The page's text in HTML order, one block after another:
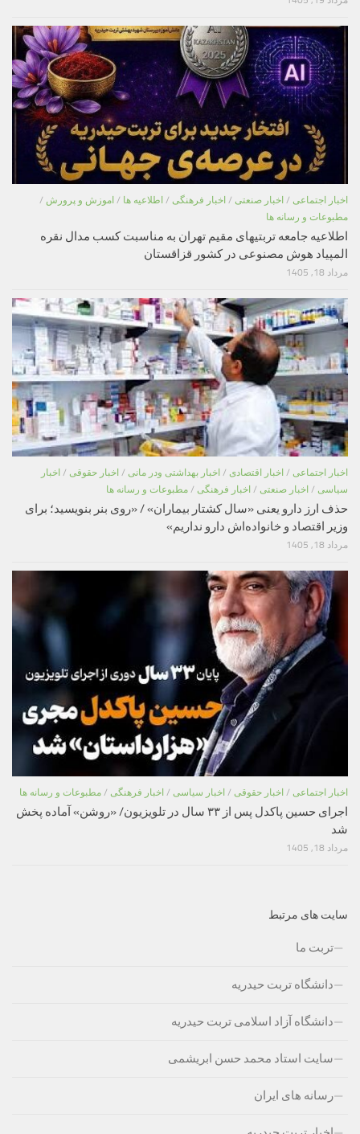
اخبار اجتماعی / اخبار صنعتی / اخبار فرهنگی / اطلاعیه ها / اموزش و پرورش /
مطبوعات و رسانه ها
اطلاعیه جامعه تربتیهای مقیم تهران به مناسبت کسب مدال نقره
المپیاد هوش مصنوعی در کشور قزاقستان
مرداد 18, 1405
اخبار اجتماعی / اخبار اقتصادی / اخبار بهداشتی ودر مانی / اخبار حقوقی / اخبار
سیاسی / اخبار صنعتی / اخبار فرهنگی / مطبوعات و رسانه ها
حذف ارز دارو یعنی «سال کشتار بیماران» / «روی بنر بنویسید؛ برای
وزیر اقتصاد و خانواده‌اش دارو نداریم»
مرداد 18, 1405
اخبار اجتماعی / اخبار حقوقی / اخبار سیاسی / اخبار فرهنگی / مطبوعات و رسانه ها
اجرای حسین پاکدل پس از ۳۳ سال در تلویزیون/ «روشن» آماده پخش
شد
مرداد 18, 1405
سایت های مرتبط
تربت ما
دانشگاه تربت حیدریه
دانشگاه آزاد اسلامی تربت حیدریه
سایت استاد محمد حسن ابریشمی
رسانه های ایران